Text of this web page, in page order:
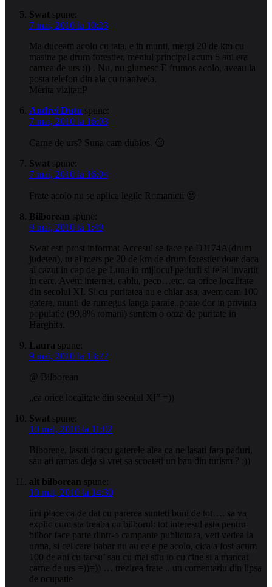
Swat spune:
7 mai, 2010 la 10:23
Ma duceam acolo cu tata, e in munti, mergi 20 de km cu
masina pe drum forestier, meniul principal acum 5 ani era
carnea de urs :)) . Nu, nu glumesc.E frumos acolo, aveau la
posta telefon din ala cu manivela.
Merita vizitat:P
Andrei Dutu spune:
7 mai, 2010 la 16:03
Carne de urs? Suna cam dubios. 😐
Swat spune:
7 mai, 2010 la 16:04
Frate acolo nu se aplica legile Romanicii 😛
Bilborean spune:
9 mai, 2010 la 1:49
Swat esti prost informat.Accesul se face pe DJ174A(drum
judeten), tu ai mers pe 20 de km de drum forestier doar daca
ai cazut in cap de pe Luna in mijlocul padurii si te`ai invartit
in cerc. Avem internet, cablu, peco…etc, ca orice localitate
din secolul XI. Si cu puritatea nu e chiar asa, avem cam 100
gatere, munti de rumegus langa paraie..poate dor in privinta
populatie (99,8% romani) suntem o oaza de puritate in
Harghita.
Laura spune:
9 mai, 2010 la 13:22
@ Bilborean
„ca orice localitate din secolul XI” =))
Swat spune:
10 mai, 2010 la 11:02
Biborene, lasati dracu gaterele alea ca ne lasati fara paduri,
sau ati ramas deja si vret sa scoateti un ban din turism ? :))
alt bilborean spune:
10 mai, 2010 la 14:30
imi place ca de dat cu parerea sunteti buni de tot…. sa va
explic cum sta treaba cu bilborul: tot interesul asta pentru
bilbor face parte dintr-o campanie publicitara, veti vedea la
urma, si cei care habar nu au ce e pe acolo, cica a fost acum
100 de ani cu tacsu’ sau cu mai stiu io cu cine si a mancat
carne de urs =))=)) … trezirea frate .. un comentariu din lipsa
de ocupatie